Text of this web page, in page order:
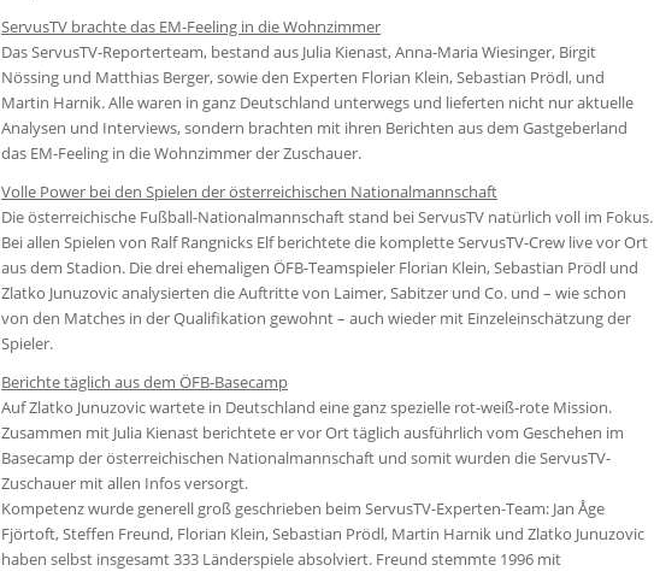
ServusTV brachte das EM-Feeling in die Wohnzimmer
Das ServusTV-Reporterteam, bestand aus Julia Kienast, Anna-Maria Wiesinger, Birgit
Nössing und Matthias Berger, sowie den Experten Florian Klein, Sebastian Prödl, und
Martin Harnik. Alle waren in ganz Deutschland unterwegs und lieferten nicht nur aktuelle
Analysen und Interviews, sondern brachten mit ihren Berichten aus dem Gastgeberland
das EM-Feeling in die Wohnzimmer der Zuschauer.
Volle Power bei den Spielen der österreichischen Nationalmannschaft
Die österreichische Fußball-Nationalmannschaft stand bei ServusTV natürlich voll im Fokus.
Bei allen Spielen von Ralf Rangnicks Elf berichtete die komplette ServusTV-Crew live vor Ort
aus dem Stadion. Die drei ehemaligen ÖFB-Teamspieler Florian Klein, Sebastian Prödl und
Zlatko Junuzovic analysierten die Auftritte von Laimer, Sabitzer und Co. und – wie schon
von den Matches in der Qualifikation gewohnt – auch wieder mit Einzeleinschätzung der
Spieler.
Berichte täglich aus dem ÖFB-Basecamp
Auf Zlatko Junuzovic wartete in Deutschland eine ganz spezielle rot-weiß-rote Mission.
Zusammen mit Julia Kienast berichtete er vor Ort täglich ausführlich vom Geschehen im
Basecamp der österreichischen Nationalmannschaft und somit wurden die ServusTV-
Zuschauer mit allen Infos versorgt.
Kompetenz wurde generell groß geschrieben beim ServusTV-Experten-Team: Jan Åge
Fjörtoft, Steffen Freund, Florian Klein, Sebastian Prödl, Martin Harnik und Zlatko Junuzovic
haben selbst insgesamt 333 Länderspiele absolviert. Freund stemmte 1996 mit